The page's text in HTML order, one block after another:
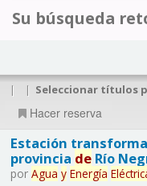
Su búsqueda
| | Seleccionar títulos
Hacer reserva
Estación
provincia deRío
por Agua y Energía